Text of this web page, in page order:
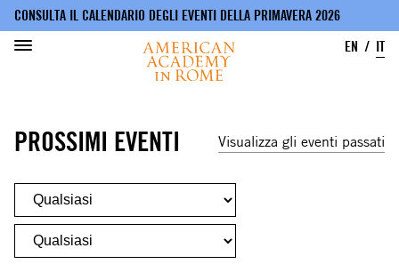
contenuto
principale
CONSULTA IL CALENDARIO DEGLI EVENTI DELLA PRIMAVERA 2026
EN
IT
PROSSIMI EVENTI Visualizza gli eventi passati